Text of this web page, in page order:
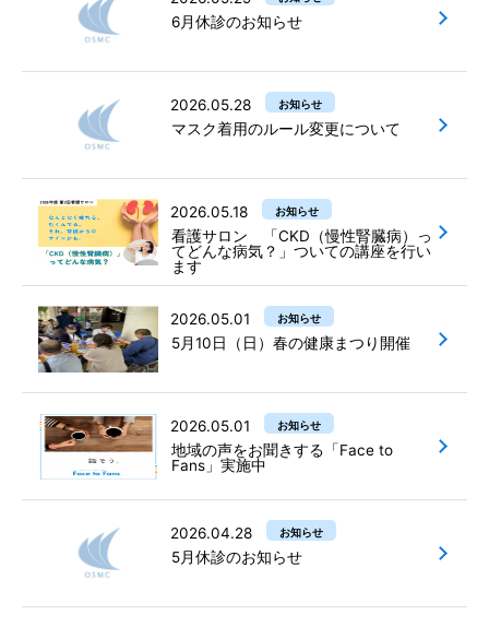
6月休診のお知らせ
2026.05.28 お知らせ
マスク着用のルール変更について
2026.05.18 お知らせ
看護サロン 「CKD（慢性腎臓病）っ
てどんな病気？」ついての講座を行い
ます
2026.05.01 お知らせ
5月10日（日）春の健康まつり開催
2026.05.01 お知らせ
地域の声をお聞きする「Face to
Fans」実施中
2026.04.28 お知らせ
5月休診のお知らせ